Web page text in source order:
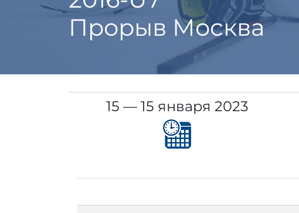
Прорыв Москва
15 — 15 января 2023